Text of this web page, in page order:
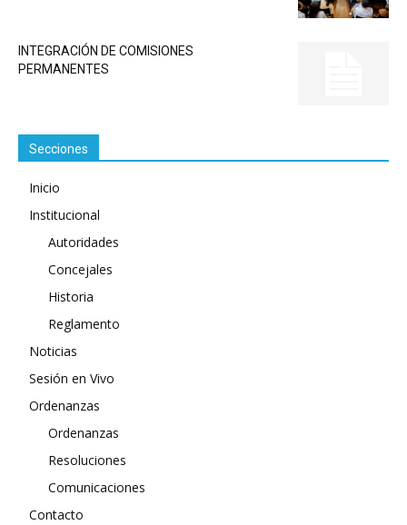
INTEGRACIÓN DE COMISIONES
PERMANENTES
Secciones
Inicio
Institucional
Autoridades
Concejales
Historia
Reglamento
Noticias
Sesión en Vivo
Ordenanzas
Ordenanzas
Resoluciones
Comunicaciones
Contacto